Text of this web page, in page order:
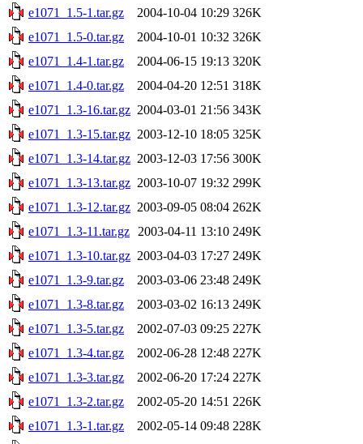
e1071_1.5-1.tar.gz
2004-10-04 10:29 326K
e1071_1.5-0.tar.gz
2004-10-01 10:32 326K
e1071_1.4-1.tar.gz
2004-06-15 19:13 320K
e1071_1.4-0.tar.gz
2004-04-20 12:51 318K
e1071_1.3-16.tar.gz 2004-03-01 21:56 343K
e1071_1.3-15.tar.gz 2003-12-10 18:05 325K
e1071_1.3-14.tar.gz 2003-12-03 17:56 300K
e1071_1.3-13.tar.gz 2003-10-07 19:32 299K
e1071_1.3-12.tar.gz 2003-09-05 08:04 262K
e1071_1.3-11.tar.gz
2003-04-11 13:10 249K
e1071_1.3-10.tar.gz 2003-04-03 17:27 249K
e1071_1.3-9.tar.gz
2003-03-06 23:48 249K
e1071_1.3-8.tar.gz
2003-03-02 16:13 249K
e1071_1.3-5.tar.gz
2002-07-03 09:25 227K
e1071_1.3-4.tar.gz
2002-06-28 12:48 227K
e1071_1.3-3.tar.gz
2002-06-20 17:24 227K
e1071_1.3-2.tar.gz
2002-05-20 14:51 226K
e1071_1.3-1.tar.gz
2002-05-14 09:48 228K